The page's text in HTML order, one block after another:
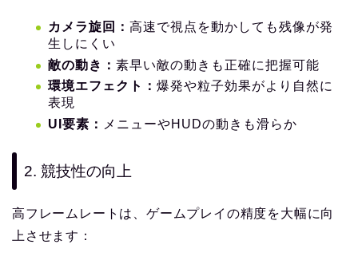
カメラ旋回： 高速で視点を動かしても残像が発
生しにくい
敵の動き： 素早い敵の動きも正確に把握可能
環境エフェクト： 爆発や粒子効果がより自然に
表現
UI要素：
メニューやHUDの動きも滑らか
2. 競技性の向上
高フレームレートは、ゲームプレイの精度を大幅に向
上させます：